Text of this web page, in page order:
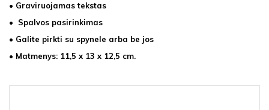
• Graviruojamas tekstas
• Spalvos pasirinkimas
• Galite pirkti su spynele arba be jos
• Matmenys: 11,5 x 13 x 12,5 cm.